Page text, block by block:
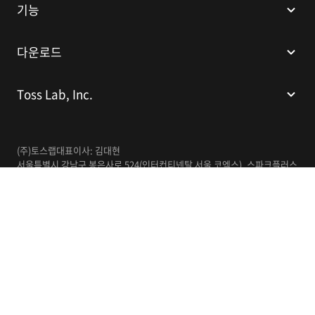
기능
다운로드
Toss Lab, Inc.
(주)토스랩대표이사: 김대현
서울특별시 강남구 봉은사로 524(인터컨티넨탈 서울 코엑스), 스파크플러스